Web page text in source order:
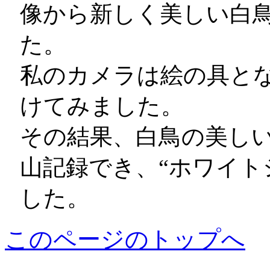
像から新しく美しい白
た。
私のカメラは絵の具と
けてみました。
その結果、白鳥の美し
山記録でき、“ホワイ
した。
このページのトップへ